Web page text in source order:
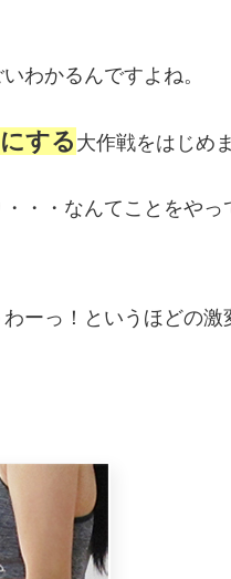
わかるんですよね。
する 大作戦をはじめ
・・なんてことをやっ
ーっ！というほどの激